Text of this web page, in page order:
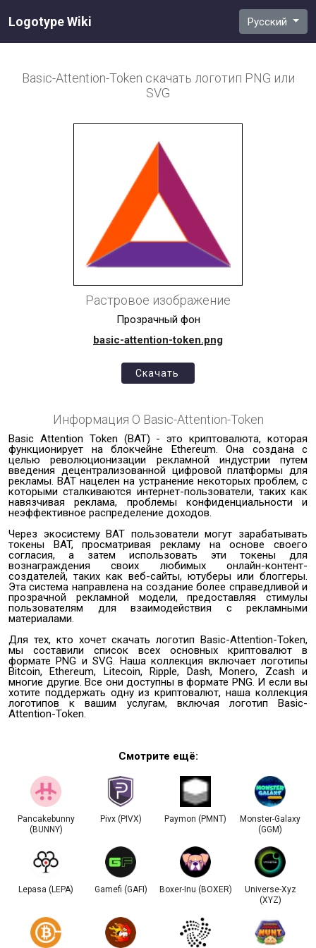
Logotype Wiki Русский
Basic-Attention-Token скачать логотип PNG или
SVG
Растровое изображение
Прозрачный фон
basic-attention-token.png
Скачать
Информация О Basic-Attention-Token
Basic Attention Token (BAT) - это криптовалюта, которая
функционирует на блокчейне Ethereum. Она создана с
целью революционизации рекламной индустрии путем
введения децентрализованной цифровой платформы для
рекламы. BAT нацелен на устранение некоторых проблем, с
которыми сталкиваются интернет-пользователи, таких как
навязчивая реклама, проблемы конфиденциальности и
неэффективное распределение доходов.
Через экосистему BAT пользователи могут зарабатывать
токены BAT, просматривая рекламу на основе своего
согласия, а затем использовать эти токены для
вознаграждения своих любимых онлайн-контент-
создателей, таких как веб-сайты, ютуберы или блоггеры.
Эта система направлена на создание более справедливой и
прозрачной рекламной модели, предоставляя стимулы
пользователям для взаимодействия с рекламными
материалами.
Для тех, кто хочет скачать логотип Basic-Attention-Token,
мы составили список всех основных криптовалют в
формате PNG и SVG. Наша коллекция включает логотипы
Bitcoin, Ethereum, Litecoin, Ripple, Dash, Monero, Zcash и
многие другие. Все они доступны в формате PNG. И если вы
хотите поддержать одну из криптовалют, наша коллекция
логотипов к вашим услугам, включая логотип Basic-
Attention-Token.
Смотрите ещё:
Pancakebunny
(BUNNY)
Pivx (PIVX) Paymon (PMNT)
Monster-Galaxy
(GGM)
Lepasa (LEPA) Gamefi (GAFI) Boxer-Inu (BOXER)
Universe-Xyz
(XYZ)